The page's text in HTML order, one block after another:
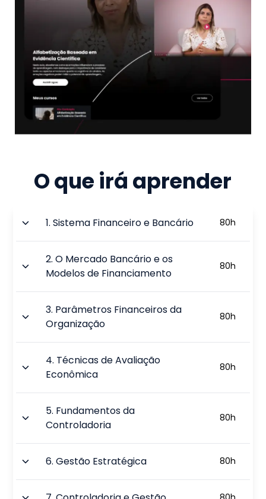
O que irá aprender
1.Sistema Financeiro e Bancário 80h
2.O Mercado Bancário e os
Modelos de Financiamento
80h
3. Parâmetros Financeiros da
Organização
80h
4. Técnicas de Avaliação
Econômica
80h
5. Fundamentos da
Controladoria
80h
6.Gestão Estratégica 80h